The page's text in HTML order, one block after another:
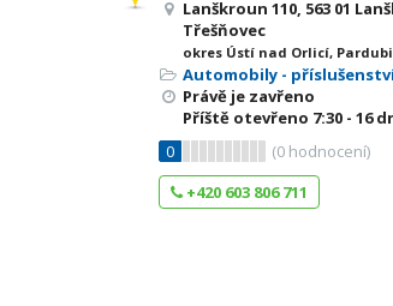
Lanškroun 110, 563 01
Třešňovec
okres Ústí nad Orlicí,
Automobily -
Právě je zavřeno
Příště otevřeno 7:30 - 16
0
(0 hodnocení)
+420 603 806 711